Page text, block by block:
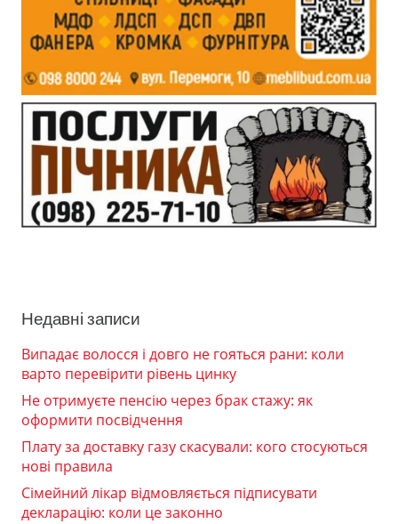
Недавні записи
Випадає волосся і довго не гояться рани: коли
варто перевірити рівень цинку
Не отримуєте пенсію через брак стажу: як
оформити посвідчення
Плату за доставку газу скасували: кого стосуються
нові правила
Сімейний лікар відмовляється підписувати
декларацію: коли це законно